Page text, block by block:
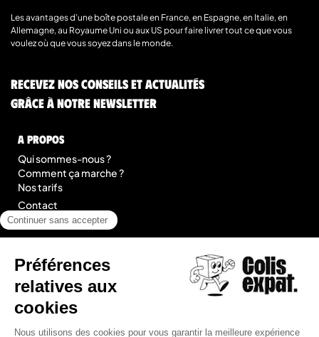
Les avantages d’une boîte postale en France, en Espagne, en Italie, en
Allemagne, au Royaume Uni ou aux US pour faire livrer tout ce que vous
voulez où que vous soyez dans le monde.
Recevez nos conseils et actualités
grâce à notre newsletter
A Propos
Qui sommes-nous ?
Comment ça marche ?
Nos tarifs
Contact
Blog
légal
Mentions légales
Conditions Générales de Prestation de Services